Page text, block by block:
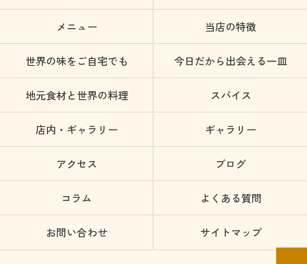
メニュー 当店の特徴
世界の味をご自宅でも 今日だから出会える一皿
地元食材と世界の料理 スパイス
店内・ギャラリー ギャラリー
アクセス ブログ
コラム よくある質問
お問い合わせ サイトマップ